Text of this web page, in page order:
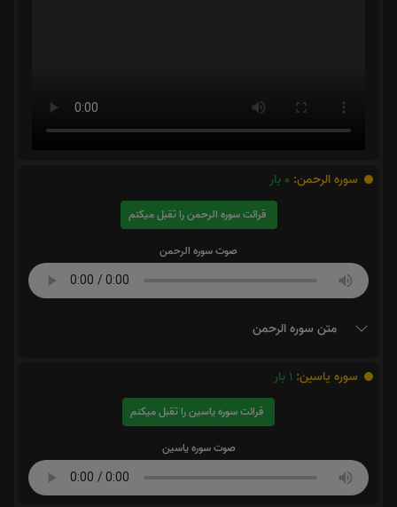
سوره الرحمن: 0 بار
قرائت سوره الرحمن را تقبل میکنم
صوت سوره الرحمن
متن سوره الرحمن
سوره یاسین: 1 بار
قرائت سوره یاسین را تقبل میکنم
صوت سوره یاسین